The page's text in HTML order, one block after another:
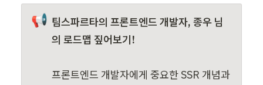
📢 팀스파르타의 프론트엔드 개발자, 종우 님
의 로드맵 짚어보기!
프론트엔드 개발자에게 중요한 SSR 개념과